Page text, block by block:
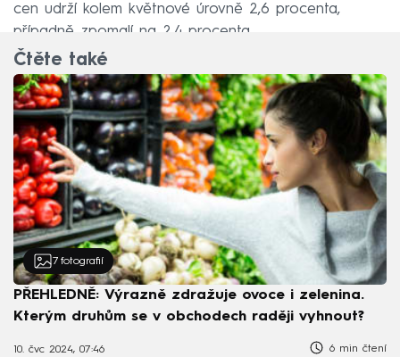
cen udrží kolem květnové úrovně 2,6 procenta,
případně zpomalí na 2,4 procenta.
Čtěte také
7 fotografií
PŘEHLEDNĚ: Výrazně zdražuje ovoce i zelenina.
Kterým druhům se v obchodech raději vyhnout?
10. čvc 2024, 07:46 6 min čtení